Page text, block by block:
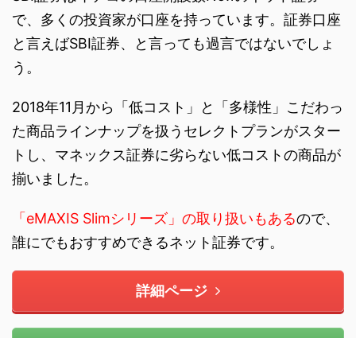
で、多くの投資家が口座を持っています。証券口座
と言えばSBI証券、と言っても過言ではないでしょ
う。
2018年11月から「低コスト」と「多様性」こだわっ
た商品ラインナップを扱うセレクトプランがスター
トし、マネックス証券に劣らない低コストの商品が
揃いました。
「eMAXIS Slimシリーズ」の取り扱いもあるので、
誰にでもおすすめできるネット証券です。
詳細ページ